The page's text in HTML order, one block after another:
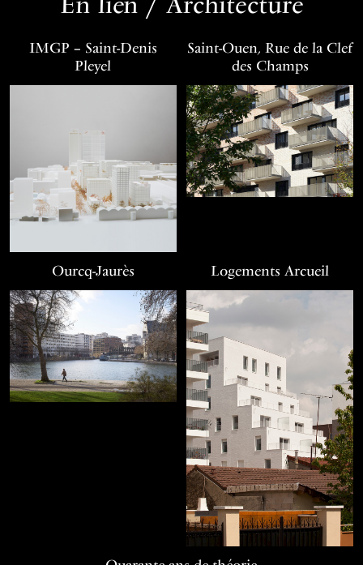
IMGP – Saint-Denis
Pleyel
Saint-Ouen, Rue de la Clef
des Champs
Ourcq-Jaurès Logements Arcueil